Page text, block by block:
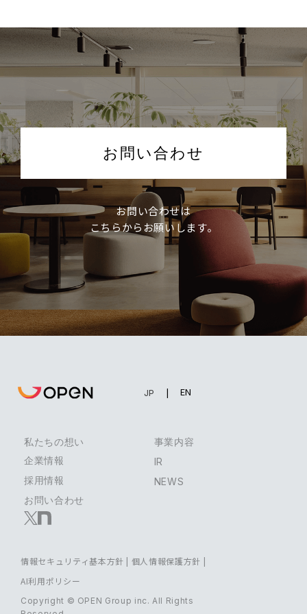
お問い合わせ
お問い合わせは
こちらからお願いします。
EN
JP
私たちの想い
事業内容
企業情報
IR
採用情報
NEWS
お問い合わせ
Copyright © OPEN Group inc. All Rights
情報セキュリティ基本方針 | 個人情報保護方針 |
AI利用ポリシー